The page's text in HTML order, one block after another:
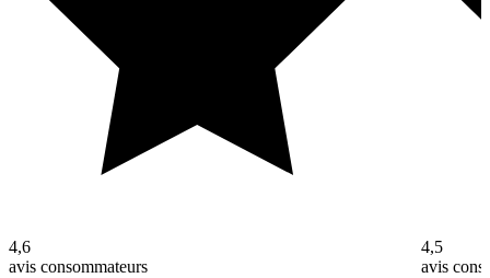
4,6
avis consommateurs
4,5
avis